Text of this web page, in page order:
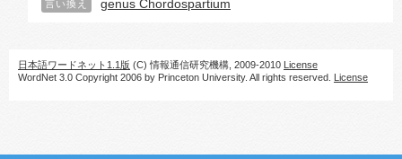
言い換え genus Chordospartium
日本語ワードネット1.1版 (C) 情報通信研究機構, 2009-2010 License
WordNet 3.0 Copyright 2006 by Princeton University. All rights reserved. License